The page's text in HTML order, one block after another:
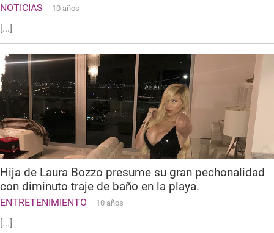
NOTICIAS 10 años
[...]
Hija de Laura Bozzo presume su gran pechonalidad
con diminuto traje de baño en la playa.
ENTRETENIMIENTO 10 años
[...]